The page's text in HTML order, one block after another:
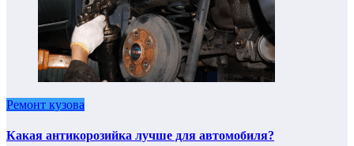
Ремонт кузова
Какая антикорозийка лучше для автомобиля?